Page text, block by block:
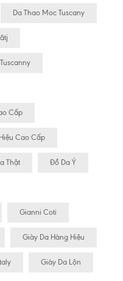
Da Thao Moc Tuscany
Cấp
Cao Cấp
Thật Đồ Da Ý
Gianni Coti
Giày Da Hàng Hiệu
Giày Da Lộn